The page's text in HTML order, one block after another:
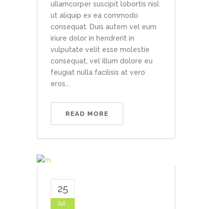
ullamcorper suscipit lobortis nisl
ut aliquip ex ea commodo
consequat. Duis autem vel eum
iriure dolor in hendrerit in
vulputate velit esse molestie
consequat, vel illum dolore eu
feugiat nulla facilisis at vero
eros...
READ MORE
25
Jul